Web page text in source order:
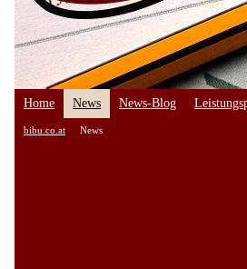
Home News News-Blog
bibu.co.at News